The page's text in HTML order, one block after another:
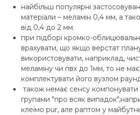
найбільш популярні
матеріали – меламін 0,4 мм, а
від 0,4 до 2 мм.
при підборі кромко-
врахувати, що якщо верстат
використовувати, наприклад,
меламіну чи пвх до 1мм, то не
комплектувати його вузлом
також немає сенсу
групами "про всяк
клеїмо pur, але раптом у